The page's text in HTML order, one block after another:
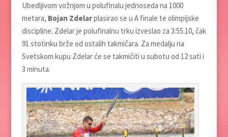
Ubedlјivom vožnjom u polufinalu jednoseda na 1000
metara, Bojan Zdelarplasirao se u A finale te olimpijske
discipline. Zdelar je polufinalnu trku izveslao za 3:55.10, čak
91 stotinku brže od ostalih takmičara. Za medalјu na
Svetskom kupu Zdelar će se takmičiti u subotu od 12 sati i
3 minuta.